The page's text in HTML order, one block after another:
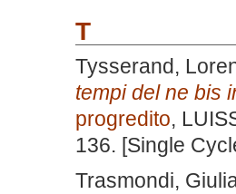
T
Tysserand,
tempi del ne bis
progredito,
136. [Single
Trasmondi,